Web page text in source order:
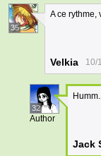
35
A ce rythme,
Velkia 10/
32
Author
Jack